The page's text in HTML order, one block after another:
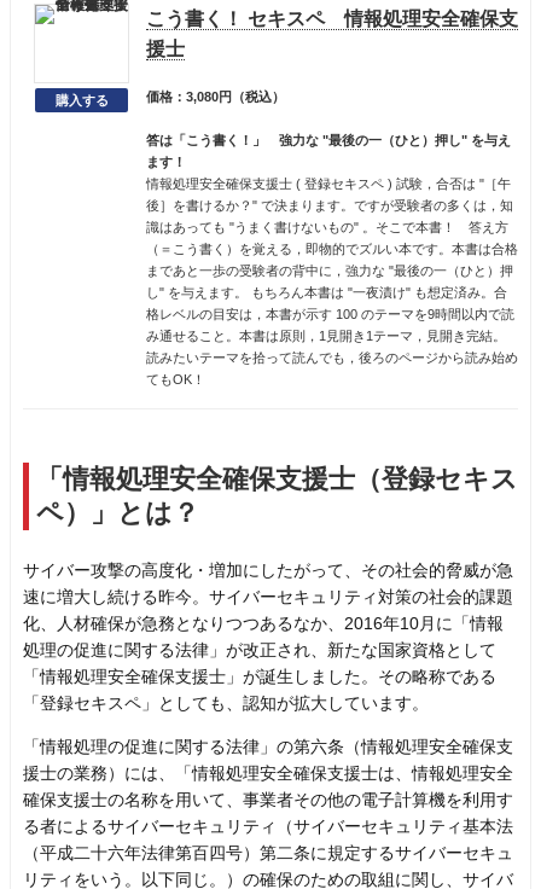
こう書く！ セキスペ 情報処理安全確保支
援士
価格：3,080円（税込）
答は「こう書く！」 強力な "最後の一（ひと）押し" を与え
ます！
情報処理安全確保支援士 ( 登録セキスペ ) 試験，合否は "［午
後］を書けるか？" で決まります。ですが受験者の多くは，知
識はあっても "うまく書けないもの" 。そこで本書！ 答え方
（＝こう書く）を覚える，即物的でズルい本です。本書は合格
まであと一歩の受験者の背中に，強力な "最後の一（ひと）押
し" を与えます。 もちろん本書は "一夜漬け" も想定済み。合
格レベルの目安は，本書が示す 100 のテーマを9時間以内で読
み通せること。本書は原則，1見開き1テーマ，見開き完結。
読みたいテーマを拾って読んでも，後ろのページから読み始め
てもOK！
「情報処理安全確保支援士（登録セキス
ペ）」とは？
サイバー攻撃の高度化・増加にしたがって、その社会的脅威が急
速に増大し続ける昨今。サイバーセキュリティ対策の社会的課題
化、人材確保が急務となりつつあるなか、2016年10月に「情報
処理の促進に関する法律」が改正され、新たな国家資格として
「情報処理安全確保支援士」が誕生しました。その略称である
「登録セキスペ」としても、認知が拡大しています。
「情報処理の促進に関する法律」の第六条（情報処理安全確保支
援士の業務）には、「情報処理安全確保支援士は、情報処理安全
確保支援士の名称を用いて、事業者その他の電子計算機を利用す
る者によるサイバーセキュリティ（サイバーセキュリティ基本法
（平成二十六年法律第百四号）第二条に規定するサイバーセキュ
リティをいう。以下同じ。）の確保のための取組に関し、サイバ